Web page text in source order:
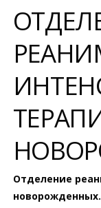
Отделение
новорожденных.